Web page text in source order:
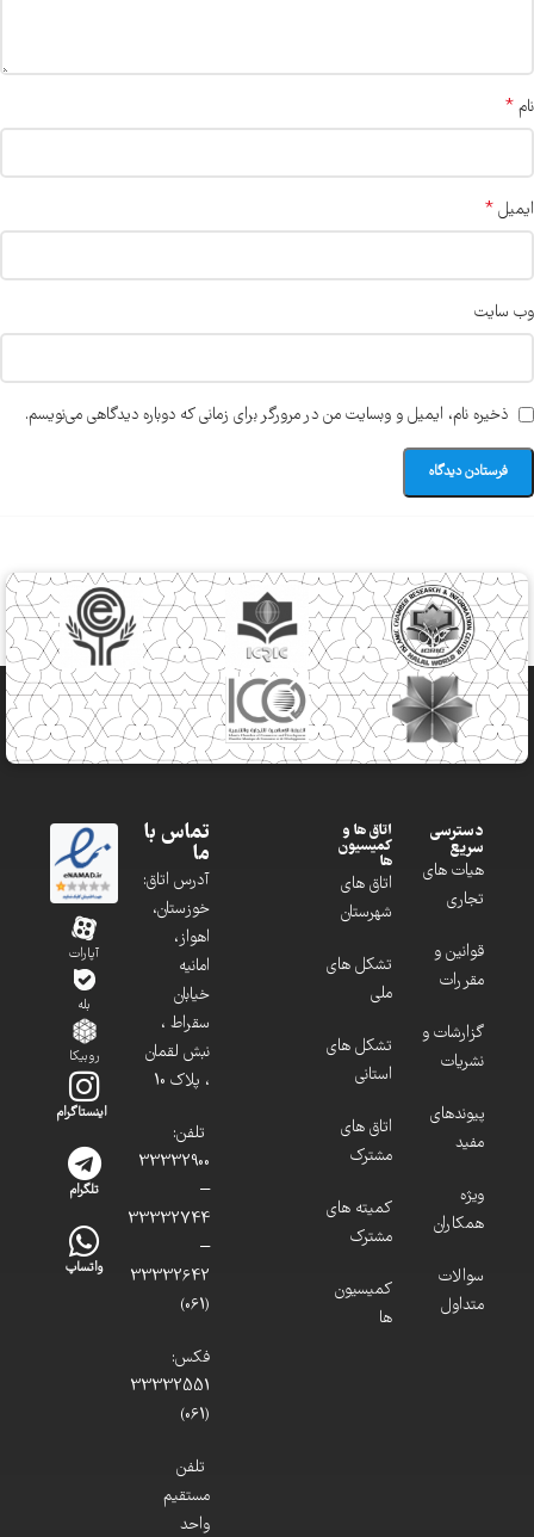
نام *
ایمیل *
وب‌ سایت
ذخیره نام، ایمیل و وبسایت من در مرورگر برای زمانی که دوباره دیدگاهی می‌نویسم.
دسترسی
سریع
هیات های
تجاری
قوانین و
مقررات
گزارشات و
نشریات
پیوندهای
مفید
ویژه
همکاران
سوالات
متداول
اتاق ها و
کمیسیون
ها
اتاق های
شهرستان
تشکل های
ملی
تشکل های
استانی
اتاق های
مشترک
کمیته های
مشترک
کمیسیون
ها
تماس با
ما
آدرس اتاق:
خوزستان،
اهواز،
امانیه
خیابان
سقراط ،
نبش لقمان
، پلاک 10
تلفن:
33332900
–
33332744
–
33332642
(061)
فکس:
33332551
(061)
تلفن
مستقیم
واحد
آپارات
بله
روبیکا
اینستاگرام
تلگرام
واتساپ